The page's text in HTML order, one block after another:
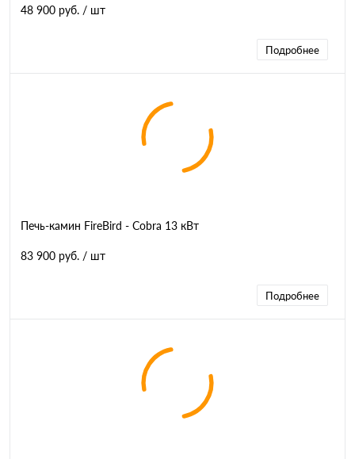
48 900 руб. / шт
Подробнее
Печь-камин FireBird - Cobra 13 кВт
83 900 руб. / шт
Подробнее